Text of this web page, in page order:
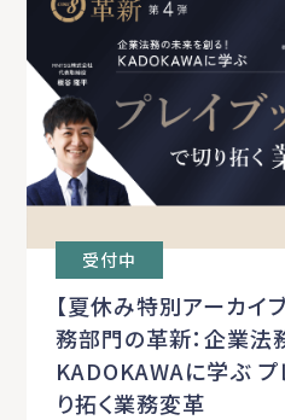
受付中
【夏休み特別アーカイ
務部門の革新：企業法
KADOKAWAに学ぶ
り拓く業務変革